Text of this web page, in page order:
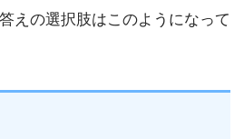
えの選択肢はこのようになって